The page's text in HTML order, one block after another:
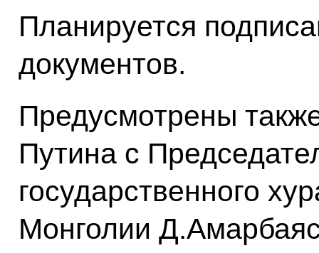
Планируется
документов.
Предусмотрены
Путина с
государственного
Монголии